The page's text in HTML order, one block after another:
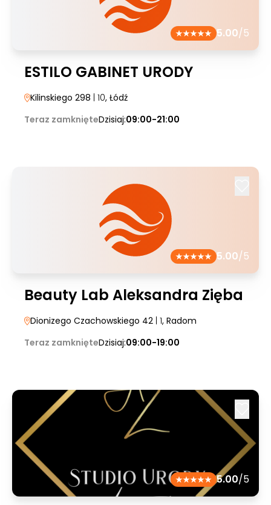
5.00/5
ESTILO GABINET URODY
Kilinskiego 298 | 10, Łódź
Teraz zamknięteDzisiaj:09:00-21:00
5.00/5
Beauty Lab Aleksandra Zięba
Dionizego Czachowskiego 42 | 1, Radom
Teraz zamknięteDzisiaj:09:00-19:00
5.00/5